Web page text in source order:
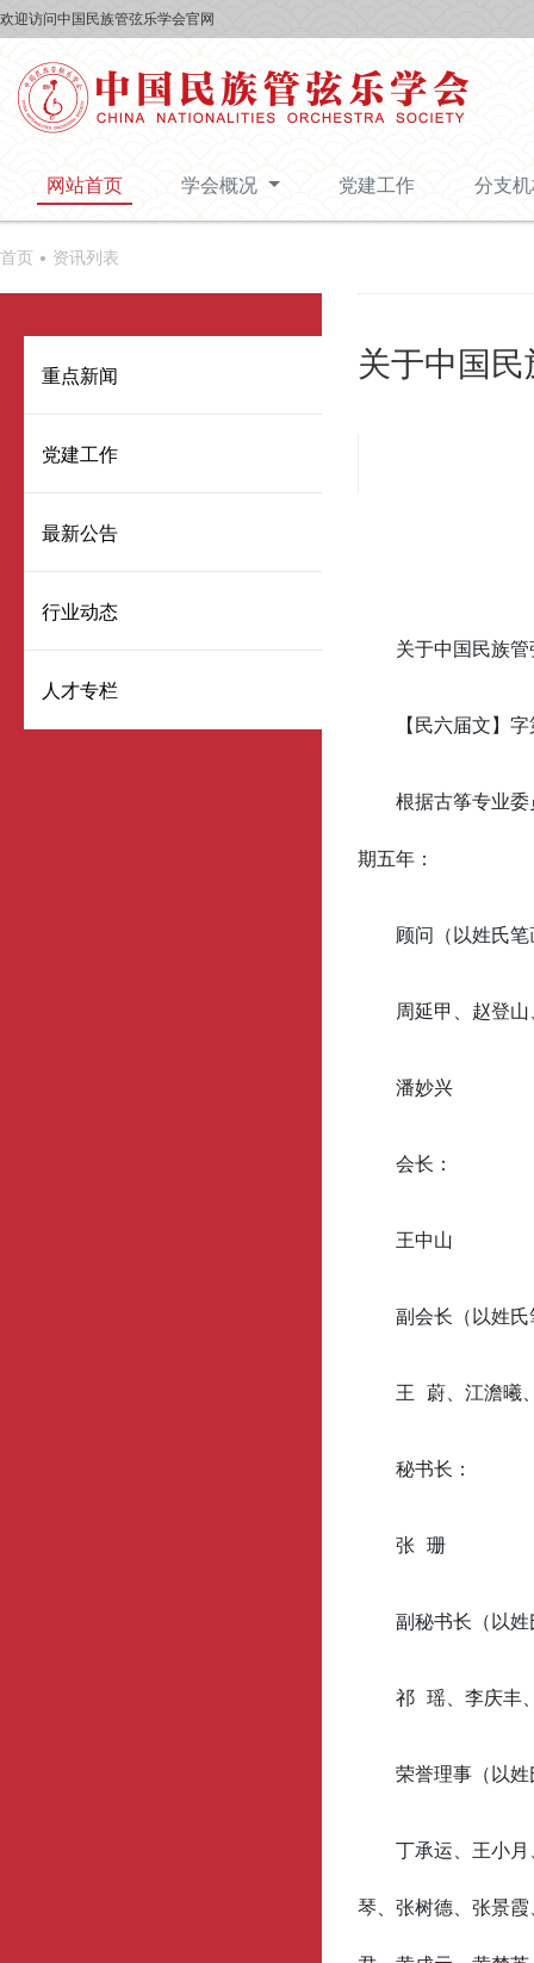
欢迎访问中国民族管弦乐学会官网
网站首页 学会概况 党建工作 分支
首页 • 资讯列表
重点新闻
党建工作
最新公告
行业动态
人才专栏
关于中国
关于中国民族
【民六届文】
根据古筝专业
期五年：
顾问（以姓氏
周延甲、赵登
潘妙兴
会长：
王中山
副会长（以姓
王 蔚、江澹曦
秘书长：
张 珊
副秘书长（以
祁 瑶、李庆丰
荣誉理事（以
丁承运、王小
琴、张树德、张景